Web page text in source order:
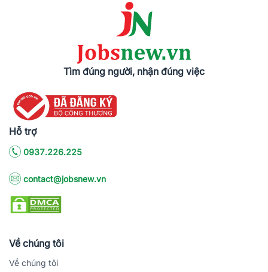
Tìm đúng người, nhận đúng việc
Hỗ trợ
0937.226.225
contact@jobsnew.vn
Về chúng tôi
Về chúng tôi